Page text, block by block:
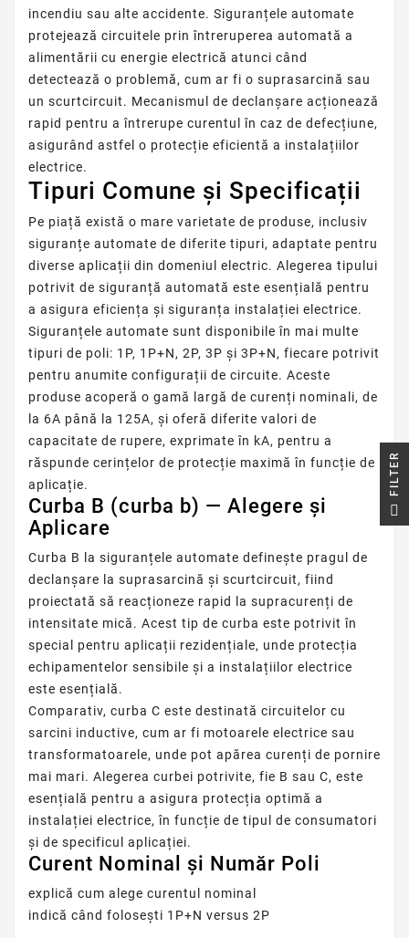
incendiu sau alte accidente. Siguranțele automate
protejează circuitele prin întreruperea automată a
alimentării cu energie electrică atunci când
detectează o problemă, cum ar fi o suprasarcină sau
un scurtcircuit. Mecanismul de declanșare acționează
rapid pentru a întrerupe curentul în caz de defecțiune,
asigurând astfel o protecție eficientă a instalațiilor
electrice.
Tipuri Comune și Specificații
Pe piață există o mare varietate de produse, inclusiv
siguranțe automate de diferite tipuri, adaptate pentru
diverse aplicații din domeniul electric. Alegerea tipului
potrivit de siguranță automată este esențială pentru
a asigura eficiența și siguranța instalației electrice.
Siguranțele automate sunt disponibile în mai multe
tipuri de poli: 1P, 1P+N, 2P, 3P și 3P+N, fiecare potrivit
pentru anumite configurații de circuite. Aceste
produse acoperă o gamă largă de curenți nominali, de
la 6A până la 125A, și oferă diferite valori de
capacitate de rupere, exprimate în kA, pentru a
răspunde cerințelor de protecție maximă în funcție de
aplicație.
Curba B (curba b) — Alegere și
Aplicare
Curba B la siguranțele automate definește pragul de
declanșare la suprasarcină și scurtcircuit, fiind
proiectată să reacționeze rapid la supracurenți de
intensitate mică. Acest tip de curba este potrivit în
special pentru aplicații rezidențiale, unde protecția
echipamentelor sensibile și a instalațiilor electrice
este esențială.
Comparativ, curba C este destinată circuitelor cu
sarcini inductive, cum ar fi motoarele electrice sau
transformatoarele, unde pot apărea curenți de pornire
mai mari. Alegerea curbei potrivite, fie B sau C, este
esențială pentru a asigura protecția optimă a
instalației electrice, în funcție de tipul de consumatori
și de specificul aplicației.
Curent Nominal și Număr Poli
explică cum alege curentul nominal
indică când folosești 1P+N versus 2P
R